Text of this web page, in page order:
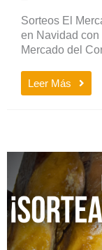
Sorteos El
en Navidad con
Mercado del
Leer Más